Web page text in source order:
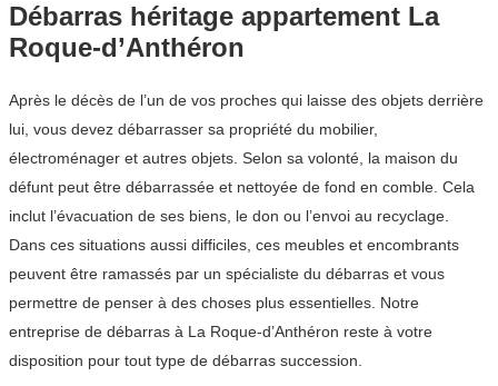
Débarras héritage appartement La
Roque-d’Anthéron
Après le décès de l’un de vos proches qui laisse des objets derrière
lui, vous devez débarrasser sa propriété du mobilier,
électroménager et autres objets. Selon sa volonté, la maison du
défunt peut être débarrassée et nettoyée de fond en comble. Cela
inclut l’évacuation de ses biens, le don ou l’envoi au recyclage.
Dans ces situations aussi difficiles, ces meubles et encombrants
peuvent être ramassés par un spécialiste du débarras et vous
permettre de penser à des choses plus essentielles. Notre
entreprise de débarras à La Roque-d’Anthéron reste à votre
disposition pour tout type de débarras succession.